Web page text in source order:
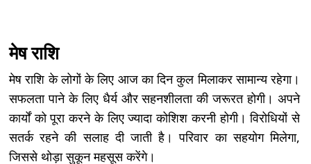
मेष राशि
मेष राशि के लोगों के लिए आज का दिन कुल मिलाकर सामान्य रहेगा।
सफलता पाने के लिए धैर्य और सहनशीलता की जरूरत होगी। अपने
कार्यों को पूरा करने के लिए ज्यादा कोशिश करनी होगी। विरोधियों से
सतर्क रहने की सलाह दी जाती है। परिवार का सहयोग मिलेगा,
जिससे थोड़ा सुकून महसूस करेंगे।